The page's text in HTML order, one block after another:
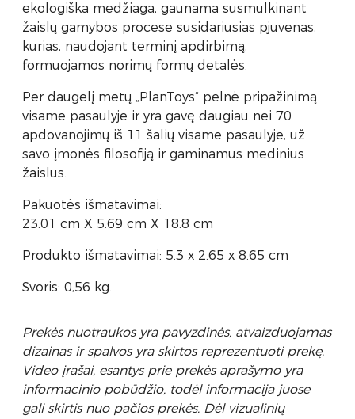
ekologiška medžiaga, gaunama susmulkinant
žaislų gamybos procese susidariusias pjuvenas,
kurias, naudojant terminį apdirbimą,
formuojamos norimų formų detalės.
Per daugelį metų „PlanToys“ pelnė pripažinimą
visame pasaulyje ir yra gavę daugiau nei 70
apdovanojimų iš 11 šalių visame pasaulyje, už
savo įmonės filosofiją ir gaminamus medinius
žaislus.
Pakuotės išmatavimai:
23.01 cm X 5.69 cm X 18.8 cm
Produkto išmatavimai: 5.3 x 2.65 x 8.65 cm
Svoris: 0,56 kg.
Prekės nuotraukos yra pavyzdinės, atvaizduojamas
dizainas ir spalvos yra skirtos reprezentuoti prekę.
Video įrašai, esantys prie prekės aprašymo yra
informacinio pobūdžio, todėl informacija juose
gali skirtis nuo pačios prekės. Dėl vizualinių